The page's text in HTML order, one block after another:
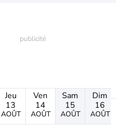
Jeu
13
AOÛT
Ven
14
AOÛT
Sam
15
AOÛT
Dim
16
AOÛT